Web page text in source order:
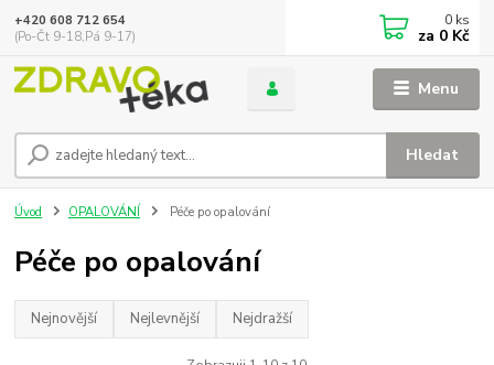
Menu
Hledat
+420 608 712 654
(Po-Čt 9-18,Pá 9-17)
0 ks
za 0 Kč
Úvod OPALOVÁNÍ Péče po opalování
Péče po opalování
Nejnovější Nejlevnější Nejdražší